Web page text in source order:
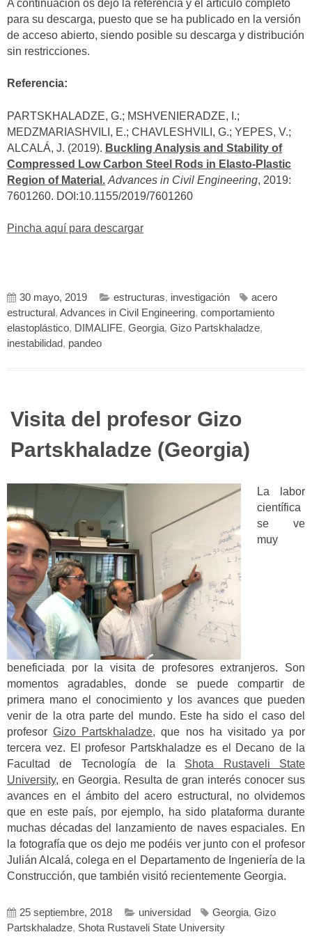
A continuación os dejo la referencia y el artículo completo
para su descarga, puesto que se ha publicado en la versión
de acceso abierto, siendo posible su descarga y distribución
sin restricciones.
Referencia:
PARTSKHALADZE, G.; MSHVENIERADZE, I.;
MEDZMARIASHVILI, E.; CHAVLESHVILI, G.; YEPES, V.;
ALCALÁ, J. (2019). Buckling Analysis and Stability of
Compressed Low Carbon Steel Rods in Elasto-Plastic
Region of Material. Advances in Civil Engineering, 2019:
7601260. DOI:10.1155/2019/7601260
Pincha aquí para descargar
30 mayo, 2019 estructuras, investigación
acero
estructural , Advances in Civil Engineering, comportamiento
elastoplástico, DIMALIFE, Georgia, Gizo Partskhaladze,
inestabilidad, pandeo
Visita del profesor Gizo
Partskhaladze (Georgia)
La labor
científica
se ve
muy
beneficiada por la visita de profesores extranjeros. Son
momentos agradables, donde se puede compartir de
primera mano el conocimiento y los avances que pueden
venir de la otra parte del mundo. Este ha sido el caso del
profesorGizo Partskhaladze, que nos ha visitado ya por
tercera vez. El profesor Partskhaladze es el Decano de la
Facultad de Tecnología de la Shota Rustaveli State
University, en Georgia. Resulta de gran interés conocer sus
avances en el ámbito del acero estructural, no olvidemos
que en este país, por ejemplo, ha sido plataforma durante
muchas décadas del lanzamiento de naves espaciales. En
la fotografía que os dejo me podéis ver junto con el profesor
Julián Alcalá, colega en el Departamento de Ingeniería de la
Construcción, que también visitó recientemente Georgia.
25 septiembre, 2018 universidad Georgia, Gizo
Partskhaladze, Shota Rustaveli State University